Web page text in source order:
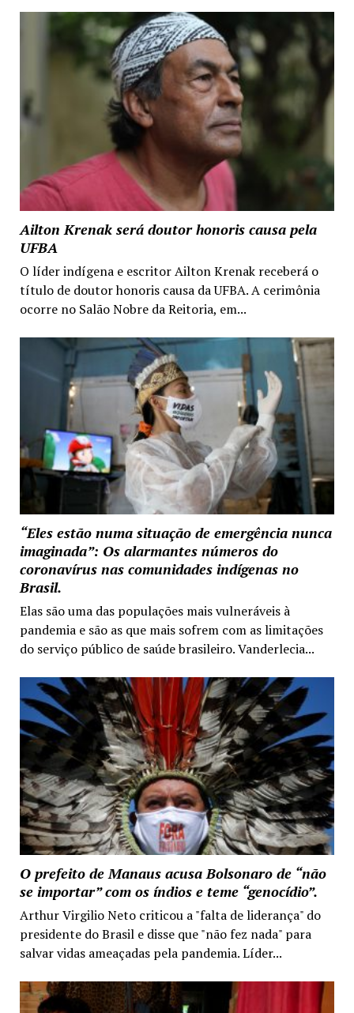
Ailton Krenak será doutor honoris causa pela
UFBA
O líder indígena e escritor Ailton Krenak receberá o
título de doutor honoris causa da UFBA. A cerimônia
ocorre no Salão Nobre da Reitoria, em...
“Eles estão numa situação de emergência nunca
imaginada”: Os alarmantes números do
coronavírus nas comunidades indígenas no
Brasil.
Elas são uma das populações mais vulneráveis à
pandemia e são as que mais sofrem com as limitações
do serviço público de saúde brasileiro. Vanderlecia...
O prefeito de Manaus acusa Bolsonaro de “não
se importar” com os índios e teme “genocídio”.
Arthur Virgilio Neto criticou a "falta de liderança" do
presidente do Brasil e disse que "não fez nada" para
salvar vidas ameaçadas pela pandemia. Líder...